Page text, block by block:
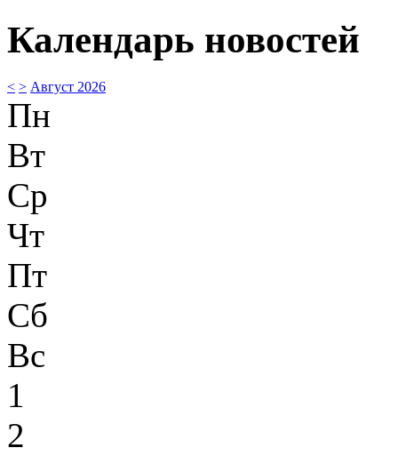
Календарь новостей
< > Август 2026
Пн
Вт
Ср
Чт
Пт
Сб
Вс
1
2